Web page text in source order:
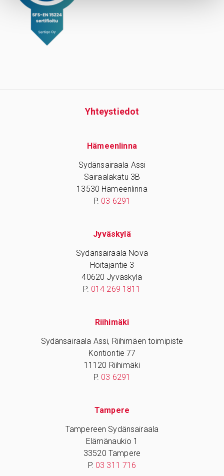
Yhteys­tiedot
Hämeenlinna
Sydänsairaala Assi
Sairaalakatu 3B
13530 Hämeenlinna
P. 03 6291
Jyväskylä
Sydänsairaala Nova
Hoitajantie 3
40620 Jyväskylä
P. 014 269 1811
Riihimäki
Sydänsairaala Assi, Riihimäen toimipiste
Kontiontie 77
11120 Riihimäki
P. 03 6291
Tampere
Tampereen Sydänsairaala
Elämänaukio 1
33520 Tampere
P. 03 311 716